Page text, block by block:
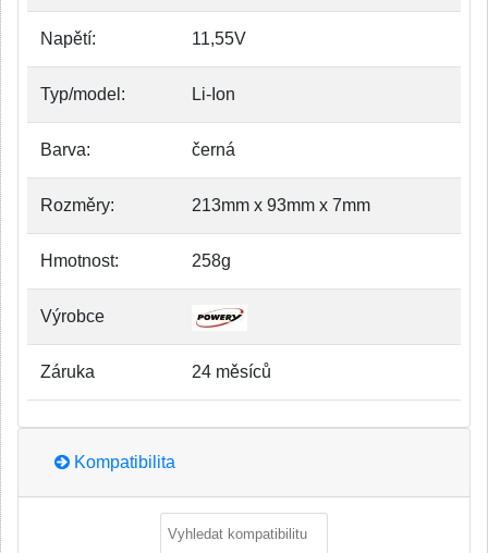
Napětí: 11,55V
Typ/model: Li-Ion
Barva: černá
Rozměry: 213mm x 93mm x 7mm
Hmotnost: 258g
Výrobce
Záruka 24 měsíců
Kompatibilita